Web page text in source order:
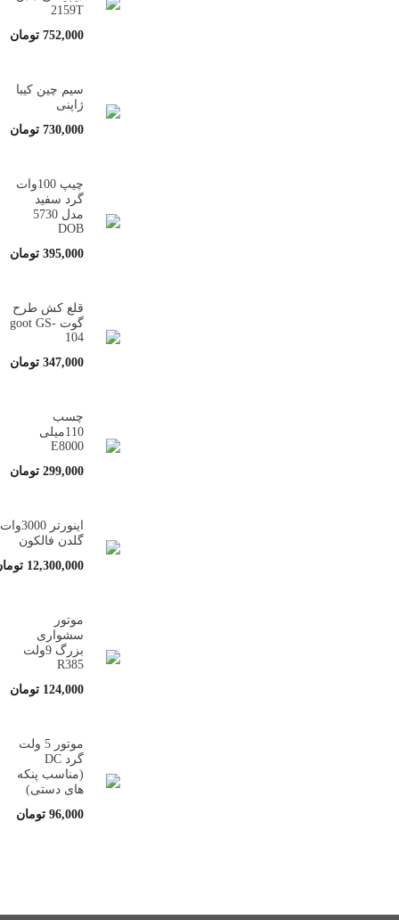
2159T
752,000 تومان
سیم چین کیبا
ژاپنی
730,000 تومان
چیپ 100وات
گرد سفید
مدل 5730
DOB
395,000 تومان
قلع کش طرح
گوت goot GS-
104
347,000 تومان
چسب
110میلی
E8000
299,000 تومان
اینورتر 3000وات
گلدن فالکون
12,300,000
موتور
سشواری
بزرگ 9ولت
R385
124,000 تومان
موتور 5 ولت
گرد DC
(مناسب پنکه
های دستی)
96,000 تومان